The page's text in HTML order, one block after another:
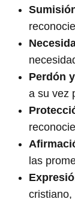
Perdón
a su vez
las
cristiano,